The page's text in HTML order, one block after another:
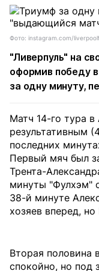
Фото: instagram.com/
"Ливерпуль" на
оформив победу
за одну минуту,
Матч 14-го тура
результативным
последних
Первый мяч был
Трента-
минуты "Фулхэм"
38-й минуте
хозяев вперед,
Вторая половина
спокойно, но под